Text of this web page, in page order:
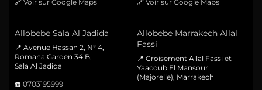
🔗 Voir sur Google Maps 🔗 Voir sur Google Maps
Allobebe Sala Al Jadida
📍 Avenue Hassan 2, N° 4,
Romana Garden 34 B,
Sala Al Jadida
☎️ 0703195999
Allobebe Marrakech Allal
Fassi
📍 Croisement Allal Fassi et
Yaacoub El Mansour
(Majorelle), Marrakech